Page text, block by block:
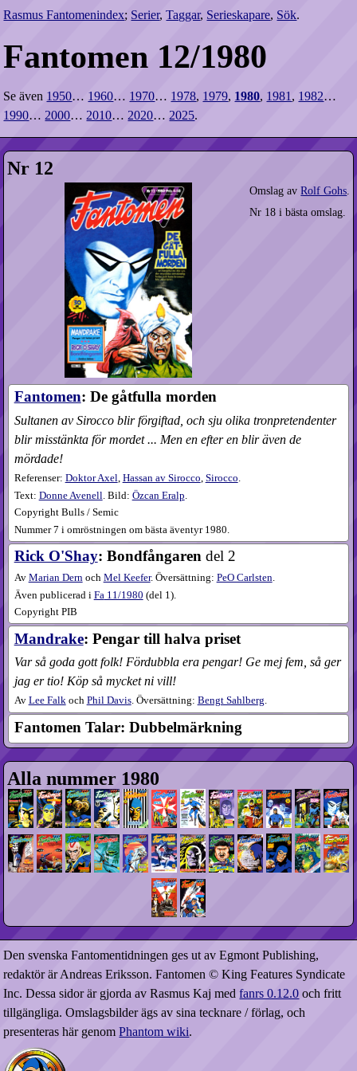
Rasmus Fantomenindex; Serier,Taggar, Serieskapare, Sök.
Fantomen 12/1980
Se även 1950… 1960… 1970… 1978, 1979, 1980, 1981 , 1982…
1990… 2000… 2010… 2020… 2025.
Nr 12
Omslag avRolf Gohs
Nr 18 i bästa omslag.
Fantomen: De gåtfulla morden
Sultanen av Sirocco blir förgiftad, och sju olika tronpretendenter
blir misstänkta för mordet ... Men en efter en blir även de
mördade!
Referenser: Doktor Axel, Hassan av Sirocco, Sirocco.
Text: Donne Avenell. Bild: Özcan Eralp.
Copyright Bulls / Semic
Nummer 7 i omröstningen om bästa äventyr 1980.
Rick O'Shay: Bondfångaren del 2
Av Marian Dernoch Mel Keefer. Översättning: PeO Carlsten.
Även publicerad i Fa 11​/1980 (del 1 ).
Copyright PIB
Mandrake: Pengar till halva priset
Var så goda gott folk! Fördubbla era pengar! Ge mej fem, så ger
jag er tio! Köp så mycket ni vill!
Av Lee Falkoch Phil Davis. Översättning: Bengt Sahlberg.
Fantomen Talar: Dubbelmärkning
Alla nummer 1980
Den svenska Fantomentidningen ges ut av Egmont Publishing,
redaktör är Andreas Eriksson. Fantomen © King Features Syndicate
Inc. Dessa sidor är gjorda av Rasmus Kaj medfanrs 0.12.0 och fritt
tillgängliga. Omslagsbilder ägs av sina tecknare / förlag, och
presenteras här genomPhantom wiki.